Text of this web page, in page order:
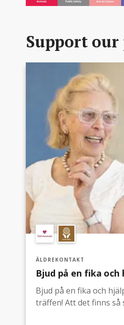
Support our
ÄLDREKONTAKT
Bjud på en fika
Bjud på en fika och hjälp äldre ur
träffen! Att det finns så